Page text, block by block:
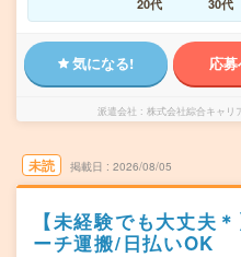
20代 30代
気になる! 応
派遣会社 株式会社綜合キャリ
未読 掲載日 2026/08/05
【未経験でも大丈夫
ーチ運搬/日払いOK